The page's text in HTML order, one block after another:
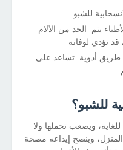
للشبو
يتم الحد من الآلام
تؤدي لوفاته
طريق أدوية تساعد على
للشبو؟
ويصعب تحملها ولا
وينصح إيداعه مصحة